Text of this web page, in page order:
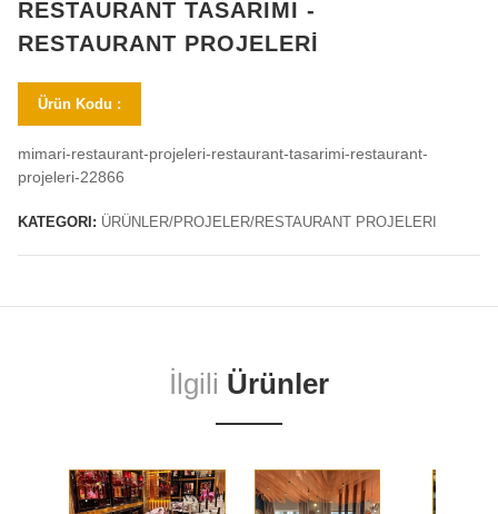
RESTAURANT TASARIMI -
RESTAURANT PROJELERİ
Ürün Kodu :
mimari-restaurant-projeleri-restaurant-tasarimi-restaurant-
projeleri-22866
KATEGORI: ÜRÜNLER/PROJELER/RESTAURANT PROJELERI
İlgili Ürünler